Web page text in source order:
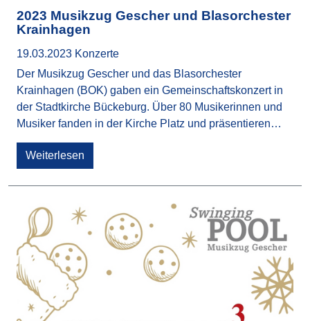
2023 Musikzug Gescher und Blasorchester
Krainhagen
19.03.2023 Konzerte
Der Musikzug Gescher und das Blasorchester
Krainhagen (BOK) gaben ein Gemeinschaftskonzert in
der Stadtkirche Bückeburg. Über 80 Musikerinnen und
Musiker fanden in der Kirche Platz und präsentieren…
Weiterlesen